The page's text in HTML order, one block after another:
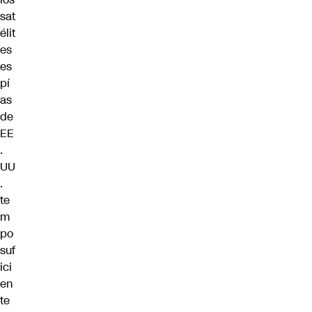
sat
élit
es
es
pí
as
de
EE
.
UU
.
te
m
po
suf
ici
en
te